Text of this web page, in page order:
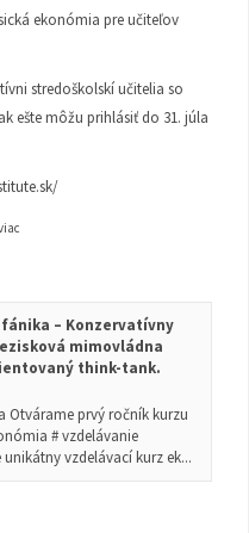
ekonómia pre učiteľov
stredoškolskí učitelia so
ešte môžu prihlásiť do 31. júla
– Konzervatívny
mimovládna
think-tank.
Otvárame prvý ročník kurzu
# vzdelávanie
vzdelávací kurz ek...